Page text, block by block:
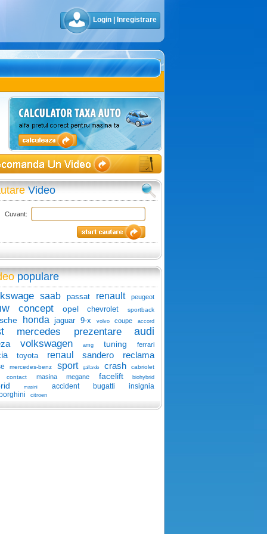
Login Inregistrare
Video
Cuvant:
populare
saab passat renault peugeot
concept opel chevrolet sportback
honda jaguar 9-x volvo coupe accord
mercedes prezentare audi
volkswagen amg tuning ferrari
toyota renaul sandero reclama
mercedes-benz sport gallardo crash
cabriolet
contact masina megane facelift biohybrid
masini accident bugatti
insignia
citroen